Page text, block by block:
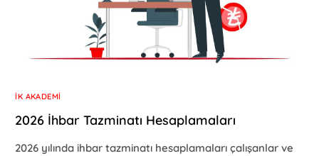
İK AKADEMI
2026 İhbar Tazminatı Hesaplamaları
2026 yılında ihbar tazminatı hesaplamaları çalışanlar ve